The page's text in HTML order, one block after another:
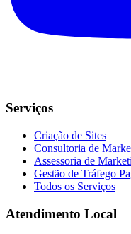
Serviços
Criação de Sites
Consultoria de
Assessoria de
Gestão de Tráfego
Todos os Serviços
Atendimento Local